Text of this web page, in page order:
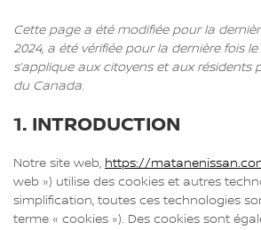
Cette page a été modifiée pour la
2024, a été vérifiée pour la dernière fois le
s’applique aux citoyens et aux résidents
du Canada.
1. INTRODUCTION
Notre site web, https://
web ») utilise des cookies et autres
simplification, toutes ces technologies
terme « cookies »). Des cookies sont